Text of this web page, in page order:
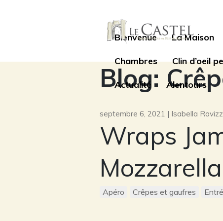
Bienvenue La Maison
Chambres Clin d’oeil
Actualité Alentours
Blog:
septembre 6, 2021 | Isabella
Wraps
Mozzarella
Apéro Crêpes et gaufres